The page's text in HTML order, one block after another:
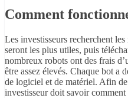
Comment
Les investisseurs recherchent
seront les plus utiles, puis
nombreux robots ont des frais
être assez élevés. Chaque bot a
de logiciel et de matériel. Afin
investisseur doit savoir